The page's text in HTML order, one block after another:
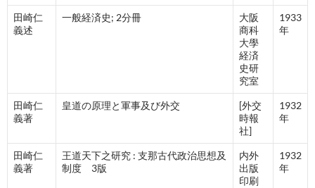
田崎仁
義述
一般経済史; 2分冊
大阪
商科
大學
経済
史研
究室
1933
年
田崎仁
義著
皇道の原理と軍事及び外交
[外交
時報
社]
1932
年
田崎仁
義著
王道天下之研究 : 支那古代政治思想及
制度 3版
内外
出版
印刷
1932
年